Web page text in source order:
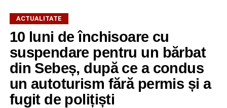
ACTUALITATE
10 luni de închisoare cu
suspendare pentru un bărbat
din Sebeș, după ce a condus
un autoturism fără permis și a
fugit de polițiști